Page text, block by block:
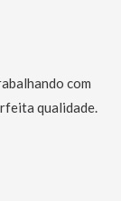
com
qualidade.